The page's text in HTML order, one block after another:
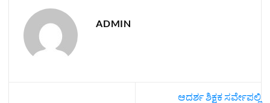
ADMIN
ಆದರ್ಶ ಶಿಕ್ಷಕ ಸರ್ವೇಪಲ್ಲಿ